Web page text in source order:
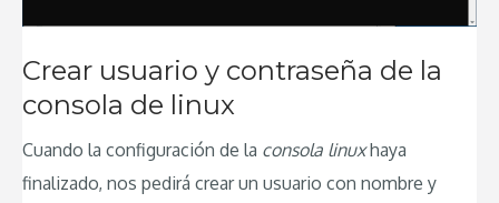
Crear usuario y contraseña de la
consola de linux
Cuando la configuración de la consola linuxhaya
finalizado, nos pedirá crear un usuario con nombre y